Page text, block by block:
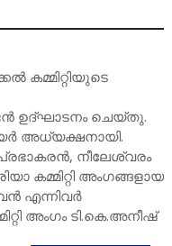
കമ്മിറ്റിയുടെ
ഉദ്ഘാടനം ചെയ്തു.
അധ്യക്ഷനായി.
നീലേശ്വരം
കമ്മിറ്റി അംഗങ്ങളായ
എന്നിവർ
അംഗം ടി.കെ.അനീഷ്